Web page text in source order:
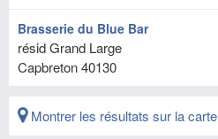
Brasserie du Blue Bar
résid Grand Large
Capbreton40130
Montrer les résultats sur la carte